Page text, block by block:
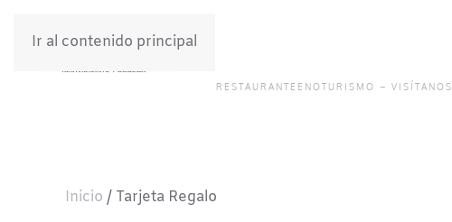
Ir al contenido principal
RESTAURANTE ENOTURISMO – VISÍTANOS
Inicio / Tarjeta Regalo